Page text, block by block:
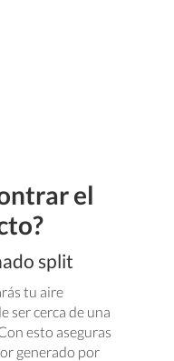
el
split
tu aire
ser cerca de una
esto aseguras
generado por